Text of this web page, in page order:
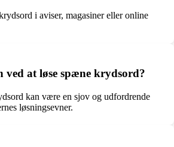
i aviser, magasiner eller online
ved at løse spæne krydsord?
kan være en sjov og udfordrende
løsningsevner.